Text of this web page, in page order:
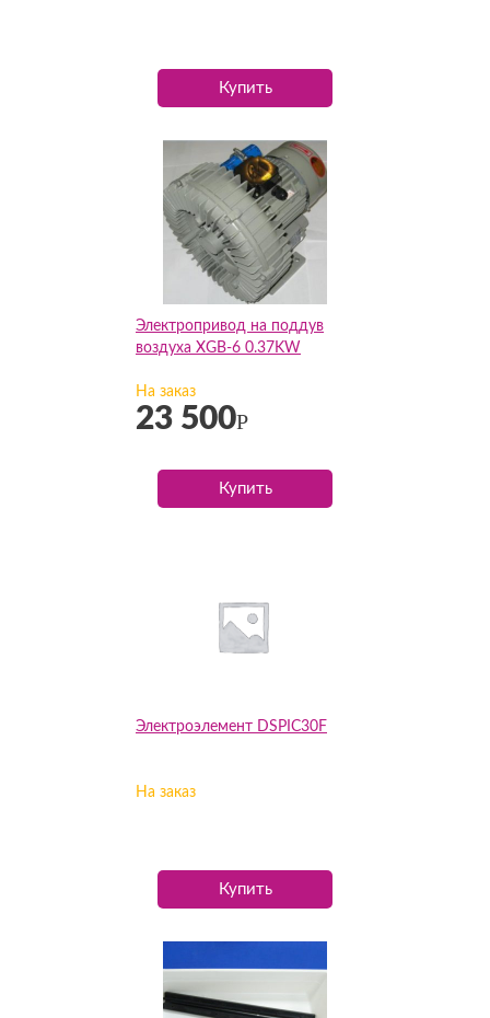
Купить
Электропривод на поддув
воздуха XGB-6 0.37KW
На заказ
23 500Р
Купить
Электроэлемент DSPIC30F
На заказ
Купить